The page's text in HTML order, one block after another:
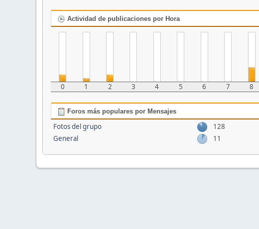
Actividad de publicaciones por Hora
0 1 2 3 4 5 6 7 8
Foros más populares por Mensajes
Fotos del grupo
128
General
11